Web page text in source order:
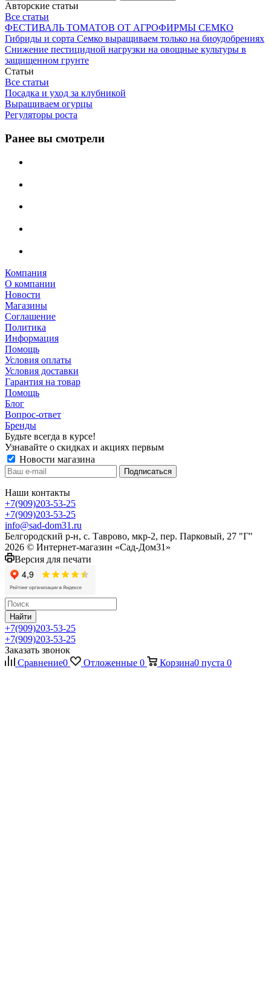
Авторские статьи
Все статьи
ФЕСТИВАЛЬ ТОМАТОВ ОТ АГРОФИРМЫ СЕМКО
Гибриды и сорта Семко выращиваем только на биоудобрениях
Снижение пестицидной нагрузки на овощные культуры в
защищенном грунте
Статьи
Все статьи
Посадка и уход за клубникой
Выращиваем огурцы
Регуляторы роста
Ранее вы смотрели
Компания
О компании
Новости
Магазины
Соглашение
Политика
Информация
Помощь
Условия оплаты
Условия доставки
Гарантия на товар
Помощь
Блог
Вопрос-ответ
Бренды
Будьте всегда в курсе!
Узнавайте о скидках и акциях первым
Новости магазина
Наши контакты
+7(909)203-53-25
+7(909)203-53-25
info@sad-dom31.ru
Белгородский р-н, с. Таврово, мкр-2, пер. Парковый, 27 "Г"
2026 © Интернет-магазин «Сад-Дом31»
Версия для печати
Найти
+7(909)203-53-25
+7(909)203-53-25
Заказать звонок
Сравнение0 Отложенные 0 Корзина0 пуста 0